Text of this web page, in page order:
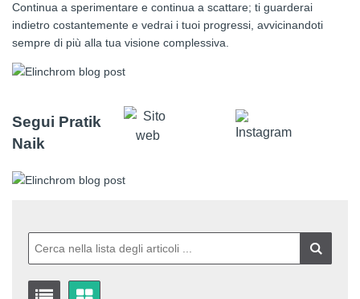
Continua a sperimentare e continua a scattare; ti guarderai
indietro costantemente e vedrai i tuoi progressi, avvicinandoti
sempre di più alla tua visione complessiva.
Segui Pratik
Naik